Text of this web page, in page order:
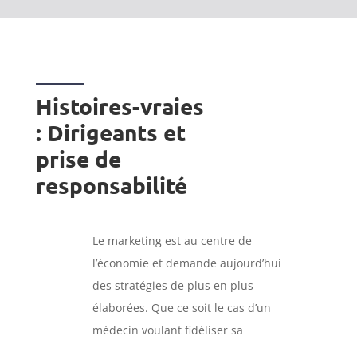
Histoires-vraies
: Dirigeants et
prise de
responsabilité
Le marketing est au centre de
l’économie et demande aujourd’hui
des stratégies de plus en plus
élaborées. Que ce soit le cas d’un
médecin voulant fidéliser sa